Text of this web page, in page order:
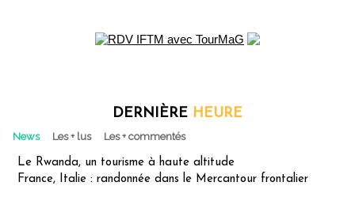
DERNIÈRE HEURE
News Les + lus Les + commentés
Le Rwanda, un tourisme à haute altitude
France, Italie : randonnée dans le Mercantour frontalier